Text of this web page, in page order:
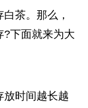
茶。那么，
?下面就来为大
放时间越长越